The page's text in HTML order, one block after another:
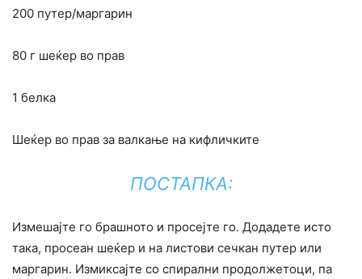
200 путер/маргарин
80 г шеќер во прав
1 белка
Шеќер во прав за валкање на кифличките
ПОСТАПКА:
Измешајте го брашното и просејте го. Додадете исто
така, просеан шеќер и на листови сечкан путер или
маргарин. Измиксајте со спирални продолжетоци, па